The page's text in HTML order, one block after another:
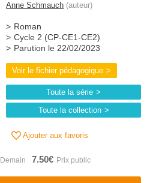
Anne Schmauch (auteur)
Roman
Cycle 2 (CP-CE1-CE2)
Parution le 22/02/2023
Voir le fichier pédagogique
Toute la série
Toute la collection
Ajouter aux favoris
7.50€